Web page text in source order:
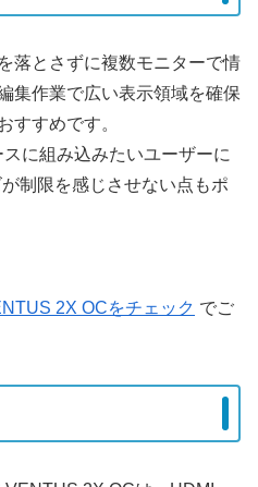
落とさずに複数モニターで情
集作業で広い表示領域を確保
すすめです。
に組み込みたいユーザーに
制限を感じさせない点もポ
2X OCをチェック でご